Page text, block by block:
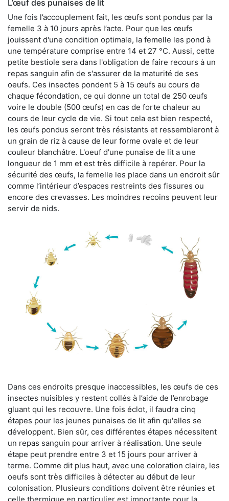
L’œuf des punaises de lit
Une fois l’accouplement fait, les œufs sont pondus par la
femelle 3 à 10 jours après l’acte. Pour que les œufs
jouissent d'une condition optimale, la femelle les pond à
une température comprise entre 14 et 27 °C. Aussi, cette
petite bestiole sera dans l'obligation de faire recours à un
repas sanguin afin de s'assurer de la maturité de ses
oeufs. Ces insectes pondent 5 à 15 œufs au cours de
chaque fécondation, ce qui donne un total de 250 œufs
voire le double (500 œufs) en cas de forte chaleur au
cours de leur cycle de vie. Si tout cela est bien respecté,
les œufs pondus seront très résistants et ressembleront à
un grain de riz à cause de leur forme ovale et de leur
couleur blanchâtre. L'oeuf d'une punaise de lit a une
longueur de 1 mm et est très difficile à repérer. Pour la
sécurité des œufs, la femelle les place dans un endroit sûr
comme l’intérieur d’espaces restreints des fissures ou
encore des crevasses. Les moindres recoins peuvent leur
servir de nids.
Dans ces endroits presque inaccessibles, les œufs de ces
insectes nuisibles y restent collés à l’aide de l’enrobage
gluant qui les recouvre. Une fois éclot, il faudra cinq
étapes pour les jeunes punaises de lit afin qu'elles se
développent. Bien sûr, ces différentes étapes nécessitent
un repas sanguin pour arriver à réalisation. Une seule
étape peut prendre entre 3 et 15 jours pour arriver à
terme. Comme dit plus haut, avec une coloration claire, les
oeufs sont très difficiles à détecter au début de leur
colonisation. Plusieurs conditions doivent être réunies et